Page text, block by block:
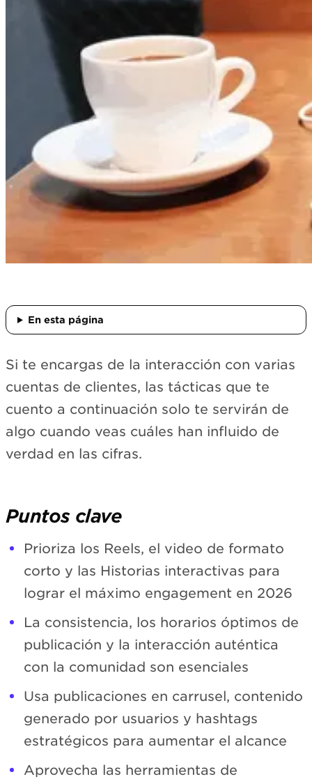
En esta página
Si te encargas de la interacción con varias
cuentas de clientes, las tácticas que te
cuento a continuación solo te servirán de
algo cuando veas cuáles han influido de
verdad en las cifras.
Puntos clave
Prioriza los Reels, el video de formato
corto y las Historias interactivas para
lograr el máximo engagement en 2026
La consistencia, los horarios óptimos de
publicación y la interacción auténtica
con la comunidad son esenciales
Usa publicaciones en carrusel, contenido
generado por usuarios y hashtags
estratégicos para aumentar el alcance
Aprovecha las herramientas de